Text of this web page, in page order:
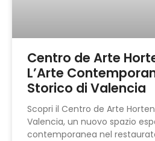
Centro de Arte
L’Arte
Storico di Valencia
Scopri il Centro de Arte
Valencia, un nuovo spazio
contemporanea nel